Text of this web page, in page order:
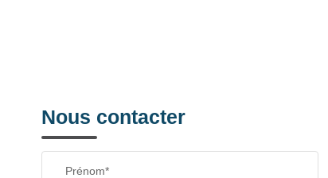
Nous contacter
Prénom*